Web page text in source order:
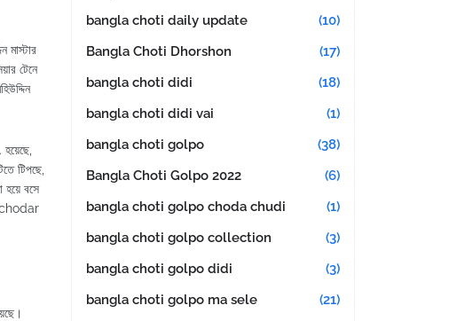
মাস্টার
টেনে
টিপছে,
হয়ে বসে
chodar
bangla choti daily update
(10)
Bangla Choti Dhorshon
(17)
bangla choti didi
(18)
bangla choti didi vai
(1)
bangla choti golpo
(38)
Bangla Choti Golpo 2022
(6)
bangla choti golpo choda chudi
(1)
bangla choti golpo collection
(3)
bangla choti golpo didi
(3)
bangla choti golpo ma sele
(21)